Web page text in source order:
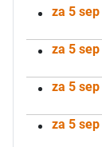
za 5 sep
za 5 sep
za 5 sep
za 5 sep